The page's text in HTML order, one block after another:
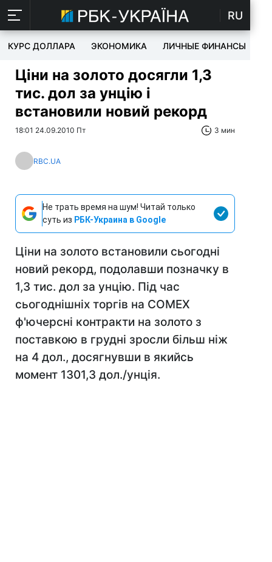
RU
КУРС ДОЛЛАРА ЭКОНОМИКА ЛИЧНЫЕ ФИНАНСЫ
Ціни на золото досягли 1,3
тис. дол за унцію і
встановили новий рекорд
18:01 24.09.2010 Пт 3 мин
RBC.UA
Не трать время на шум! Читай только
суть из РБК-Украина в Google
Ціни на золото встановили сьогодні
новий рекорд, подолавши позначку в
1,3 тис. дол за унцію. Під час
сьогоднішніх торгів на COMEX
ф'ючерсні контракти на золото з
поставкою в грудні зросли більш ніж
на 4 дол., досягнувши в якийсь
момент 1301,3 дол./унція.